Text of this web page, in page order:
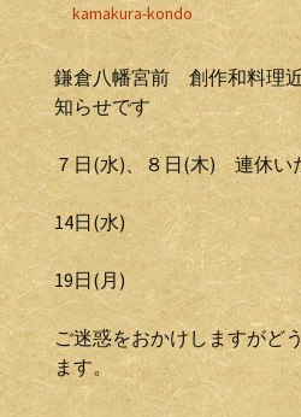
kamakura-kondo
鎌倉八幡宮前 創作和料理
知らせです
７日(水)、８日(木) 連休い
14日(水)
19日(月)
ご迷惑をおかけしますがど
ます。